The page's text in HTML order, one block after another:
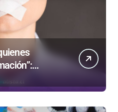
cuestiona la